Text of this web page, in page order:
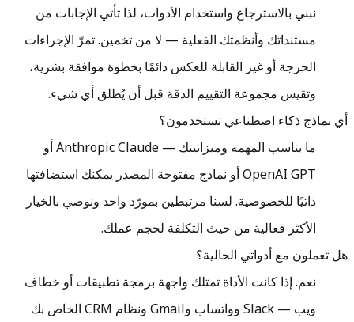
نبني بالاسترجاع واستخدام الأدوات، لذا تأتي الإجابات من
مستنداتك وأنظمتك الفعلية — لا من تخمين. تمرّ الإجراءات
الحرجة أو غير القابلة للعكس دائمًا بخطوة موافقة بشرية،
وتقيس مجموعة التقييم الدقة قبل أن يُطلق أي شيء.
أي نماذج ذكاء اصطناعي تستخدمون؟
ما يناسب المهمة وميزانيتك — Anthropic Claude أو
OpenAI GPT أو نماذج مفتوحة المصدر يمكنك استضافتها
ذاتيًا للخصوصية. لسنا مرتبطين بمورّد واحد ونوصي بالخيار
الأكثر فعالية من حيث التكلفة لحجم عملك.
هل تعملون مع أدواتي الحالية؟
نعم. إذا كانت الأداة تمتلك واجهة برمجة تطبيقات أو خطاف
ويب — Slack وواتساب وGmail ونظام CRM الخاص بك